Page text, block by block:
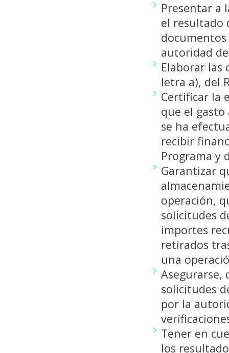
Presentar a
el resultado
autoridad
Elaborar las
letra a), del
Certificar la
que el
se ha
recibir
Programa y
Garantizar
operación,
solicitudes
importes
retirados
una
Asegurarse,
solicitudes
por la
Tener en
los